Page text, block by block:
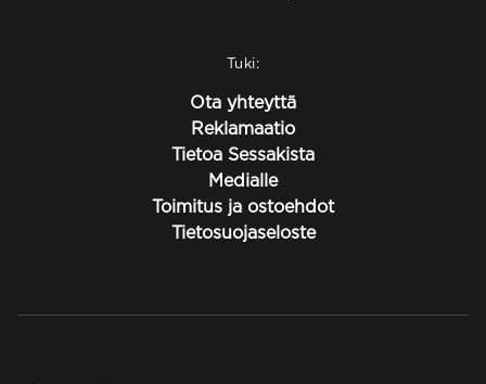
Tuki:
Ota yhteyttä
Reklamaatio
Tietoa Sessakista
Medialle
Toimitus ja ostoehdot
Tietosuojaseloste